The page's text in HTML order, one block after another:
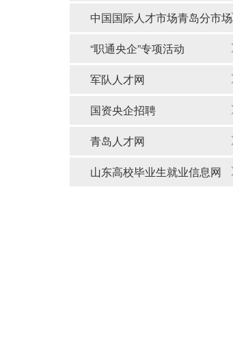
中国国际人才市场青岛分市场
“职通央企”专项活动
军队人才网
国资央企招聘
青岛人才网
山东高校毕业生就业信息网